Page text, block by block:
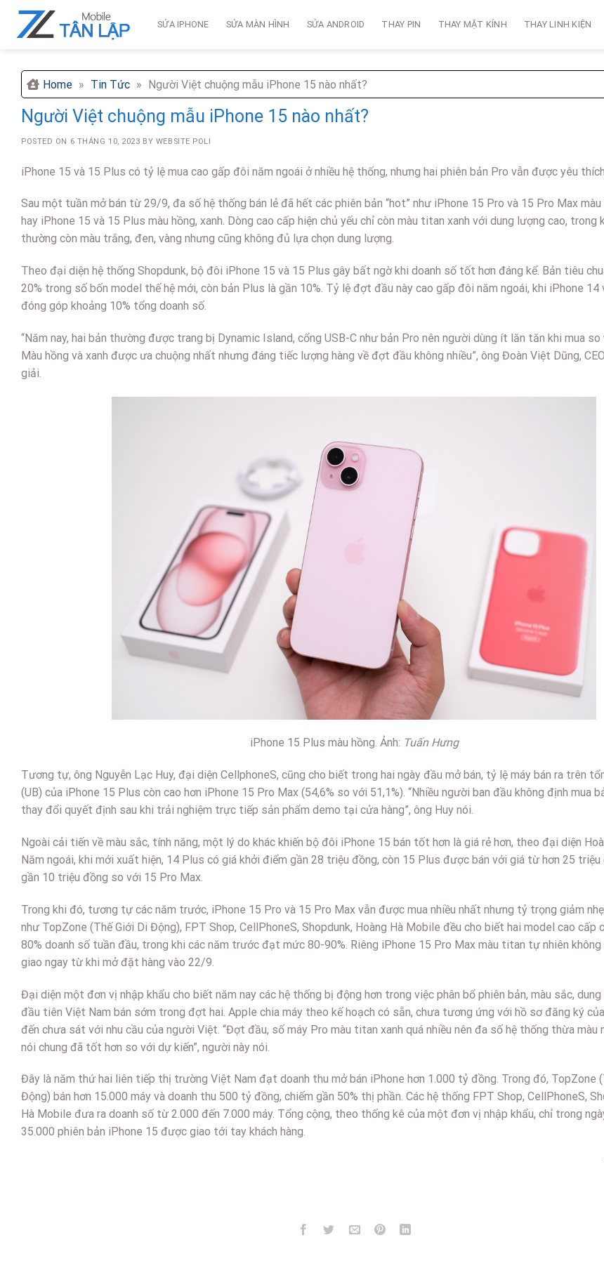
Skip
SỬA IPHONE SỬA MÀN HÌNH SỬA ANDROID THAY PIN THAY MẶT KÍNH THAY LINH KIỆN
Home » Tin Tức » Người Việt chuộng mẫu iPhone 15 nào nhất?
Người Việt chuộng mẫu iPhone 15 nào nhất?
POSTED ON 6 THÁNG 10, 2023 BY WEBSITE POLI
iPhone 15 và 15 Plus có tỷ lệ mua cao gấp đôi năm ngoái ở nhiều hệ thống, nhưng hai phiên bản Pro vẫn được yêu
Sau một tuần mở bán từ 29/9, đa số hệ thống bán lẻ đã hết các phiên bản “hot” như iPhone 15 Pro và 15 Pro Max
hay iPhone 15 và 15 Plus màu hồng, xanh. Dòng cao cấp hiện chủ yếu chỉ còn màu titan xanh với dung lượng cao, trong
thường còn màu trắng, đen, vàng nhưng cũng không đủ lựa chọn dung lượng.
Theo đại diện hệ thống Shopdunk, bộ đôi iPhone 15 và 15 Plus gây bất ngờ khi doanh số tốt hơn đáng kể. Bản tiêu
20% trong số bốn model thế hệ mới, còn bản Plus là gần 10%. Tỷ lệ đợt đầu này cao gấp đôi năm ngoái, khi iPhone 14
đóng góp khoảng 10% tổng doanh số.
“Năm nay, hai bản thường được trang bị Dynamic Island, cổng USB-C như bản Pro nên người dùng ít lăn tăn khi mua
Màu hồng và xanh được ưa chuộng nhất nhưng đáng tiếc lượng hàng về đợt đầu không nhiều”, ông Đoàn Việt Dũng,
giải.
iPhone 15 Plus màu hồng. Ảnh: Tuấn Hưng
Tương tự, ông Nguyễn Lạc Huy, đại diện CellphoneS, cũng cho biết trong hai ngày đầu mở bán, tỷ lệ máy bán ra trên
(UB) của iPhone 15 Plus còn cao hơn iPhone 15 Pro Max (54,6% so với 51,1%). “Nhiều người ban đầu không định mua
thay đổi quyết định sau khi trải nghiệm trực tiếp sản phẩm demo tại cửa hàng”, ông Huy nói.
Ngoài cải tiến về màu sắc, tính năng, một lý do khác khiến bộ đôi iPhone 15 bán tốt hơn là giá rẻ hơn, theo đại diện
Năm ngoái, khi mới xuất hiện, 14 Plus có giá khởi điểm gần 28 triệu đồng, còn 15 Plus được bán với giá từ hơn 25 triệu
gần 10 triệu đồng so với 15 Pro Max.
Trong khi đó, tương tự các năm trước, iPhone 15 Pro và 15 Pro Max vẫn được mua nhiều nhất nhưng tỷ trọng giảm
như TopZone (Thế Giới Di Động), FPT Shop, CellPhoneS, Shopdunk, Hoàng Hà Mobile đều cho biết hai model cao cấp
80% doanh số tuần đầu, trong khi các năm trước đạt mức 80-90%. Riêng iPhone 15 Pro Max màu titan tự nhiên
giao ngay từ khi mở đặt hàng vào 22/9.
Đại diện một đơn vị nhập khẩu cho biết năm nay các hệ thống bị động hơn trong việc phân bổ phiên bản, màu sắc,
đầu tiên Việt Nam bán sớm trong đợt hai. Apple chia máy theo kế hoạch có sẵn, chưa tương ứng với hồ sơ đăng ký của
đến chưa sát với nhu cầu của người Việt. “Đợt đầu, số máy Pro màu titan xanh quá nhiều nên đa số hệ thống thừa màu
nói chung đã tốt hơn so với dự kiến”, người này nói.
Đây là năm thứ hai liên tiếp thị trường Việt Nam đạt doanh thu mở bán iPhone hơn 1.000 tỷ đồng. Trong đó, TopZone
Động) bán hơn 15.000 máy và doanh thu 500 tỷ đồng, chiếm gần 50% thị phần. Các hệ thống FPT Shop, CellPhoneS,
Hà Mobile đưa ra doanh số từ 2.000 đến 7.000 máy. Tổng cộng, theo thống kê của một đơn vị nhập khẩu, chỉ trong
35.000 phiên bản iPhone 15 được giao tới tay khách hàng.